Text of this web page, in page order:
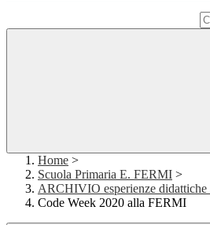
Home >
Scuola Primaria E. FERMI >
ARCHIVIO esperienze didattiche
Code Week 2020 alla FERMI